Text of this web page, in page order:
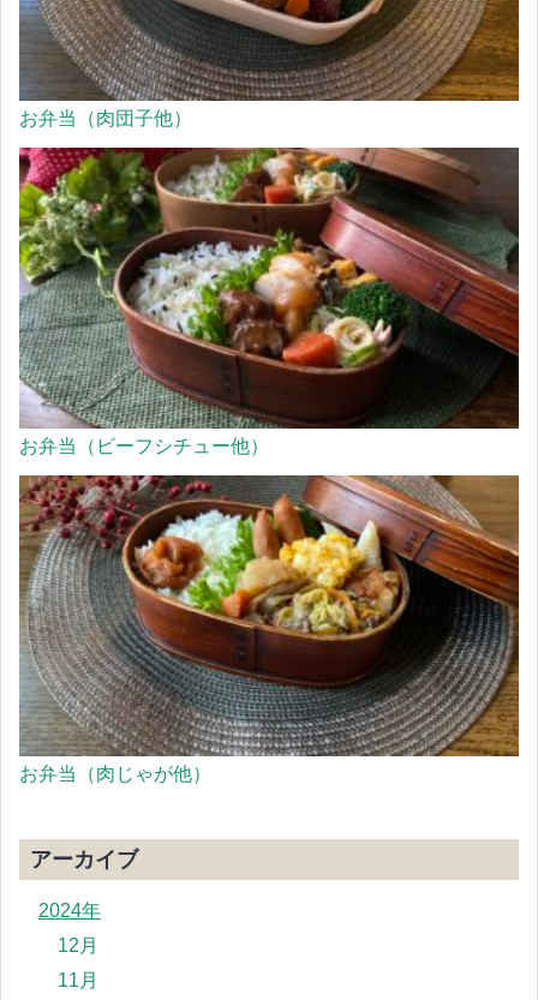
お弁当（肉団子他）
お弁当（ビーフシチュー他）
お弁当（肉じゃが他）
アーカイブ
2024年
12月
11月